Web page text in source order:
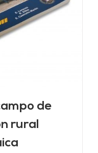
de
rural